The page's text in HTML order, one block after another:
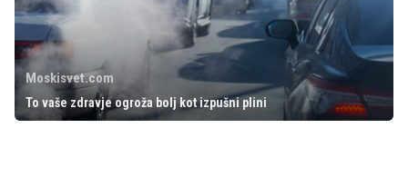
Moskisvet.com
To vaše zdravje ogroža bolj kot izpušni plini